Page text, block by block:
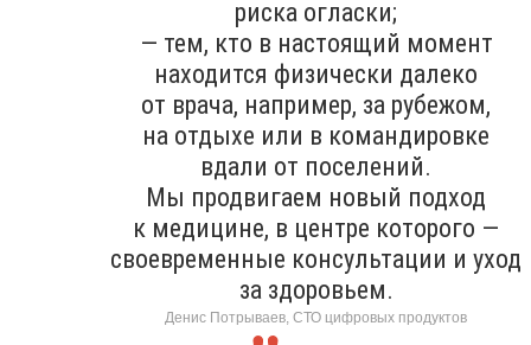
риска огласки;
— тем, кто в настоящий момент
находится физически далеко
от врача, например, за рубежом,
на отдыхе или в командировке
вдали от поселений.
Мы продвигаем новый подход
к медицине, в центре которого —
своевременные консультации и уход
за здоровьем.
Денис Потрываев, СТО цифровых продуктов